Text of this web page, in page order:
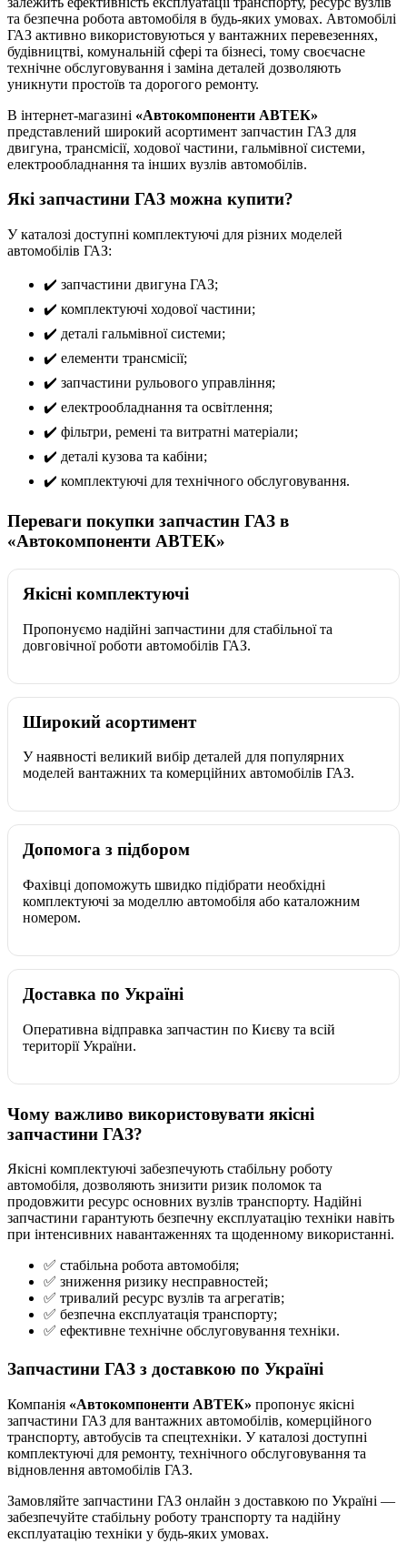
та безпечна робота автомобіля в будь-яких умовах. Автомобілі
ГАЗ активно використовуються у вантажних перевезеннях,
будівництві, комунальній сфері та бізнесі, тому своєчасне
технічне обслуговування і заміна деталей дозволяють
уникнути простоїв та дорогого ремонту.
В інтернет-магазині «Автокомпоненти АВТЕК»
представлений широкий асортимент запчастин ГАЗ для
двигуна, трансмісії, ходової частини, гальмівної системи,
електрообладнання та інших вузлів автомобілів.
Які запчастини ГАЗ можна купити?
У каталозі доступні комплектуючі для різних моделей
автомобілів ГАЗ:
✔️ запчастини двигуна ГАЗ;
✔️ комплектуючі ходової частини;
✔️ деталі гальмівної системи;
✔️ елементи трансмісії;
✔️ запчастини рульового управління;
✔️ електрообладнання та освітлення;
✔️ фільтри, ремені та витратні матеріали;
✔️ деталі кузова та кабіни;
✔️ комплектуючі для технічного обслуговування.
Переваги покупки запчастин ГАЗ в
«Автокомпоненти АВТЕК»
Якісні комплектуючі
Пропонуємо надійні запчастини для стабільної та
довговічної роботи автомобілів ГАЗ.
Широкий асортимент
У наявності великий вибір деталей для популярних
моделей вантажних та комерційних автомобілів ГАЗ.
Допомога з підбором
Фахівці допоможуть швидко підібрати необхідні
комплектуючі за моделлю автомобіля або каталожним
номером.
Доставка по Україні
Оперативна відправка запчастин по Києву та всій
території України.
Чому важливо використовувати якісні
запчастини ГАЗ?
Якісні комплектуючі забезпечують стабільну роботу
автомобіля, дозволяють знизити ризик поломок та
продовжити ресурс основних вузлів транспорту. Надійні
запчастини гарантують безпечну експлуатацію техніки навіть
при інтенсивних навантаженнях та щоденному використанні.
✅ стабільна робота автомобіля;
✅ зниження ризику несправностей;
✅ тривалий ресурс вузлів та агрегатів;
✅ безпечна експлуатація транспорту;
✅ ефективне технічне обслуговування техніки.
Запчастини ГАЗ з доставкою по Україні
Компанія «Автокомпоненти АВТЕК» пропонує якісні
запчастини ГАЗ для вантажних автомобілів, комерційного
транспорту, автобусів та спецтехніки. У каталозі доступні
комплектуючі для ремонту, технічного обслуговування та
відновлення автомобілів ГАЗ.
Замовляйте запчастини ГАЗ онлайн з доставкою по Україні —
забезпечуйте стабільну роботу транспорту та надійну
експлуатацію техніки у будь-яких умовах.